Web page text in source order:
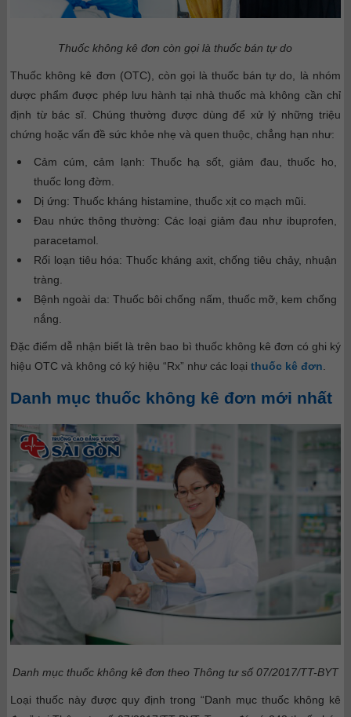
Thuốc không kê đơn còn gọi là thuốc bán tự do
Thuốc không kê đơn (OTC), còn gọi là thuốc bán tự do, là nhóm
dược phẩm được phép lưu hành tại nhà thuốc mà không cần chỉ
định từ bác sĩ. Chúng thường được dùng để xử lý những triệu
chứng hoặc vấn đề sức khỏe nhẹ và quen thuộc, chẳng hạn như:
Cảm cúm, cảm lạnh: Thuốc hạ sốt, giảm đau, thuốc ho,
thuốc long đờm.
Dị ứng: Thuốc kháng histamine, thuốc xịt co mạch mũi.
Đau nhức thông thường: Các loại giảm đau như ibuprofen,
paracetamol.
Rối loạn tiêu hóa: Thuốc kháng axit, chống tiêu chảy, nhuận
tràng.
Bệnh ngoài da: Thuốc bôi chống nấm, thuốc mỡ, kem chống
nắng.
Đặc điểm dễ nhận biết là trên bao bì thuốc không kê đơn có ghi ký
hiệu OTC và không có ký hiệu “Rx” như các loạithuốc kê đơn
Danh mục thuốc không kê đơn mới nhất
Danh mục thuốc không kê đơn theo Thông tư số 07/2017/TT-BYT
Loại thuốc này được quy định trong “Danh mục thuốc không kê